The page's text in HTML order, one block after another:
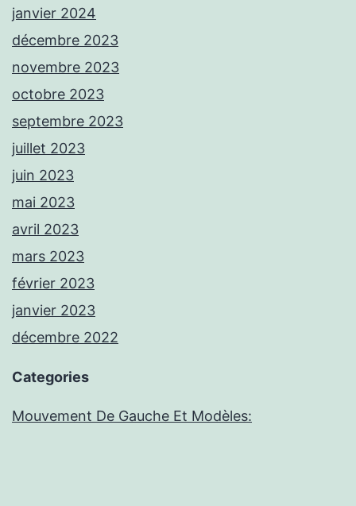
janvier 2024
décembre 2023
novembre 2023
octobre 2023
septembre 2023
juillet 2023
juin 2023
mai 2023
avril 2023
mars 2023
février 2023
janvier 2023
décembre 2022
Categories
Mouvement De Gauche Et Modèles: